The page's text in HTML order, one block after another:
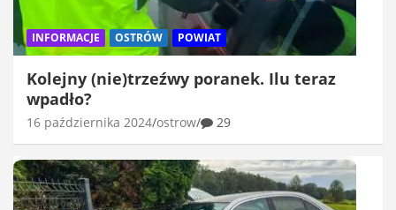
INFORMACJE OSTRÓW POWIAT
Kolejny (nie)trzeźwy poranek. Ilu teraz
wpadło?
16 października 2024 ostrow 29